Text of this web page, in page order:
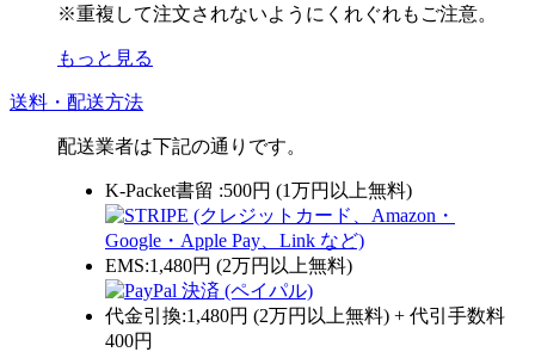
※重複して注文されないようにくれぐれもご注意。
もっと見る
送料・配送方法
配送業者は下記の通りです。
K-Packet書留 :500円 (1万円以上無料)
EMS:1,480円 (2万円以上無料)
代金引換:1,480円 (2万円以上無料) + 代引手数料
400円